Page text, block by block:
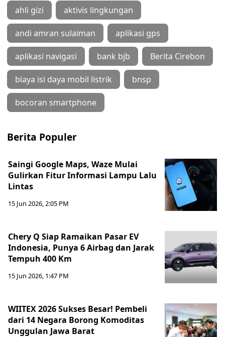
ahli gizi aktivis lingkungan
andi amran sulaiman aplikasi gps
aplikasi navigasi bank bjb Berita Cirebon
biaya isi daya mobil listrik bnsp
bocoran smartphone
Berita Populer
Saingi Google Maps, Waze Mulai
Gulirkan Fitur Informasi Lampu Lalu
Lintas
15 Jun 2026, 2:05 PM
Chery Q Siap Ramaikan Pasar EV
Indonesia, Punya 6 Airbag dan Jarak
Tempuh 400 Km
15 Jun 2026, 1:47 PM
WIITEX 2026 Sukses Besar! Pembeli
dari 14 Negara Borong Komoditas
Unggulan Jawa Barat